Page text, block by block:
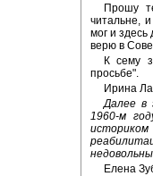
Прошу
читальне,
мог и здесь
верю в
К сему
просьбе".
Ирина
Далее в
1960-м
Елена